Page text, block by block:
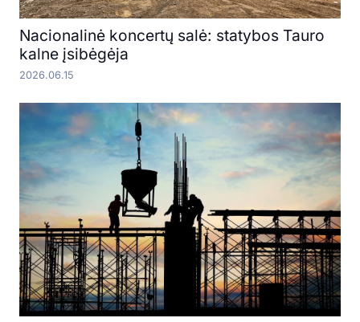
Nacionalinė koncertų salė: statybos Tauro
kalne įsibėgėja
2026.06.15